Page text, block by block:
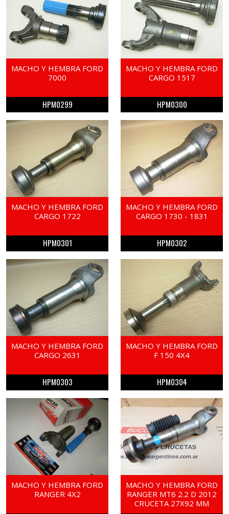
MACHO Y HEMBRA FORD
7000
HPM0299
MACHO Y HEMBRA FORD
CARGO 1517
HPM0300
MACHO Y HEMBRA FORD
CARGO 1722
HPM0301
MACHO Y HEMBRA FORD
CARGO 1730 - 1831
HPM0302
MACHO Y HEMBRA FORD
CARGO 2631
HPM0303
MACHO Y HEMBRA FORD
F 150 4X4
HPM0304
MACHO Y HEMBRA FORD
RANGER 4X2
MACHO Y HEMBRA FORD
RANGER MT6 2.2 D 2012
CRUCETA 27X92 MM